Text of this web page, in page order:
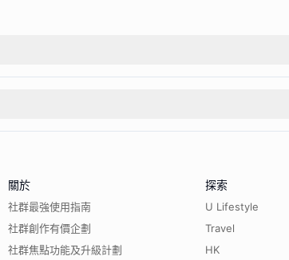
關於
社群最強使用指南
社群創作有價企劃
社群焦點功能及升級計劃
探索
U Lifestyle
Travel
HK